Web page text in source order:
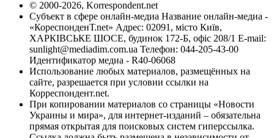
© 2000-2026, Korrespondent.net
Субъект в сфере онлайн-медиа Название онлайн-медиа -
«КореспонденТ.net» Адрес: 02091, місто Київ,
ХАРКІВСЬКЕ ШОСЕ, будинок 172-Б, офіс 208/1 E-mail:
sunlight@mediadim.com.ua Телефон: 044-205-43-00
Идентификатор медиа - R40-06068
Использование любых материалов, размещённых на
сайте, разрешается при условии ссылки на
Корреспондент.net.
При копировании материалов со страницы «Новости
Украины и мира», для интернет-изданий – обязательна
прямая открытая для поисковых систем гиперссылка.